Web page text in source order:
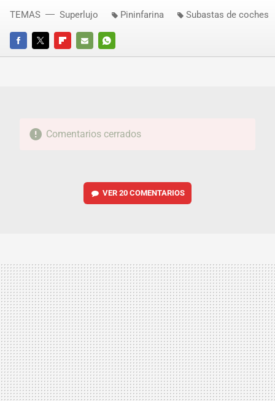
FACEBOOKTWITTERFLIPBOARD
E-
WHATSAPP
TEMAS Superlujo Pininfarina Subastas de coches
Comentarios cerrados
VER 20 COMENTARIOS